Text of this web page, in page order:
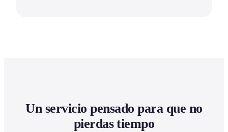
Un servicio pensado para que no
pierdas tiempo